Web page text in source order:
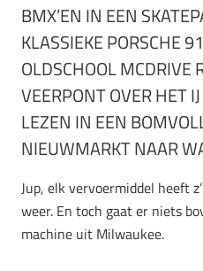
BMX’EN IN EEN
KLASSIEKE PORSCHE
OLDSCHOOL MCDRIVE
VEERPONT OVER HET
LEZEN IN EEN
NIEUWMARKT NAAR
Jup, elk vervoermiddel heeft
weer. En toch gaat er niets
machine uit Milwaukee.